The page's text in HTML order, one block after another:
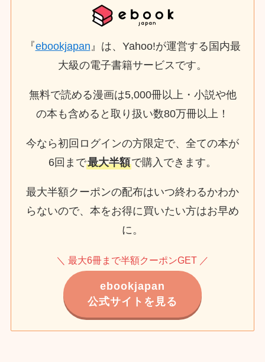
『ebookjapan』は、Yahoo!が運営する国内最
大級の電子書籍サービスです。
無料で読める漫画は5,000冊以上・小説や他
の本も含めると取り扱い数80万冊以上！
今なら初回ログインの方限定で、全ての本が
6回まで最大半額で購入できます。
最大半額クーポンの配布はいつ終わるかわか
らないので、本をお得に買いたい方はお早め
に。
＼ 最大6冊まで半額クーポンGET ／
ebookjapan
公式サイトを見る